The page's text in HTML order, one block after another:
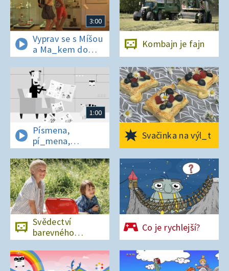
3:00
Vyprav se s Míšou
a Ma_kem do
Dobrovických
muzeí
Kombajn je fajn
1:00
Písmena,
pí_mena,
písmena
Svačinka na výl_t
Svědectví
barevného
ostrova
Co je rychlejší?